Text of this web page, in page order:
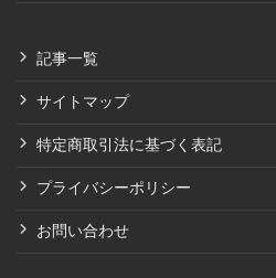
記事一覧
サイトマップ
特定商取引法に基づく表記
プライバシーポリシー
お問い合わせ